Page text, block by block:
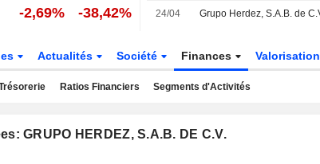
-2,69% -38,42% 24/04
Actualités Société Finances Valorisation
Ratios Financiers Segments d'Activités
GRUPO HERDEZ, S.A.B. DE C.V.